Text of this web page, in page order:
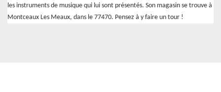
les instruments de musique qui lui sont présentés. Son magasin se trouve à
Montceaux Les Meaux, dans le 77470. Pensez à y faire un tour !